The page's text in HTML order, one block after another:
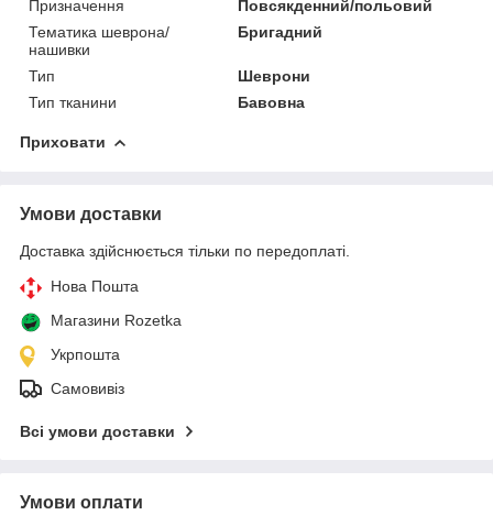
Призначення
Повсякденний/польовий
Тематика шеврона/
нашивки
Бригадний
Тип
Шеврони
Тип тканини
Бавовна
Приховати
Умови доставки
Доставка здійснюється тільки по передоплаті.
Нова Пошта
Магазини Rozetka
Укрпошта
Самовивіз
Всі умови доставки
Умови оплати